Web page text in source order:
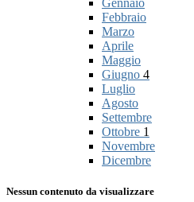
Gennaio
Febbraio
Marzo
Aprile
Maggio
Giugno 4
Luglio
Agosto
Settembre
Ottobre 1
Novembre
Dicembre
Nessun contenuto da visualizzare